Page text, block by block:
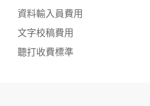
資料輸入員費用
文字校稿費用
聽打收費標準